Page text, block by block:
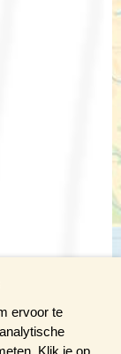
ervoor te
Klik je op